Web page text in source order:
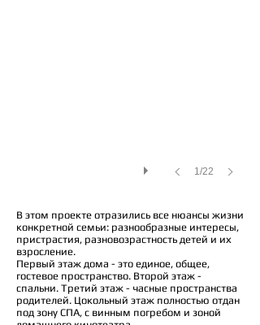
1/22
В этом проекте отразились все нюансы жизни
конкретной семьи: разнообразные интересы,
пристрастия, разновозрастность детей и их
взросление.
Первый этаж дома - это единое, общее,
гостевое пространство. Второй этаж -
спальни. Третий этаж - часные пространства
родителей. Цокольный этаж полностью отдан
под зону СПА, с винным погребом и зоной